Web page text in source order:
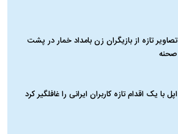
تصاویر تازه از بازیگران زن بامداد خمار در پشت
صحنه
اپل با یک اقدام تازه کاربران ایرانی را غافلگیر کرد